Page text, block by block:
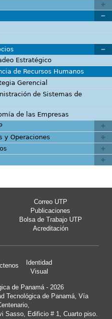
Estratégico
de Recursos Humanos
Gerencial
de Sistemas de
de las Empresas
y Operaciones
Correo UTP
Publicaciones
Bolsa de Trabajo UTP
Acreditación
Identidad
Visual
de Panamá - 2026
Tecnológica de Panamá, Vía
Sasso, Edificio # 1, Cuarto piso.